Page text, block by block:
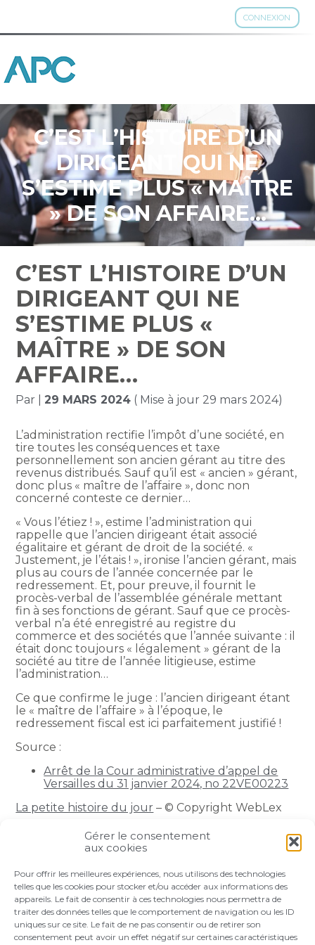
Gérer le consentement
aux cookies
Pour offrir les meilleures expériences, nous utilisons des technologies
telles que les cookies pour stocker et/ou accéder aux informations des
appareils. Le fait de consentir à ces technologies nous permettra de
traiter des données telles que le comportement de navigation ou les ID
uniques sur ce site. Le fait de ne pas consentir ou de retirer son
consentement peut avoir un effet négatif sur certaines caractéristiques
CONNEXION
Aller
au
C’EST L’HISTOIRE D’UN
DIRIGEANT QUI NE
S’ESTIME PLUS « MAÎTRE
» DE SON AFFAIRE…
C’EST L’HISTOIRE D’UN
DIRIGEANT QUI NE
S’ESTIME PLUS «
MAÎTRE » DE SON
AFFAIRE…
Par |29 MARS 2024 ( Mise à jour 29 mars 2024)
L’administration rectifie l’impôt d’une société, en
tire toutes les conséquences et taxe
personnellement son ancien gérant au titre des
revenus distribués. Sauf qu’il est « ancien » gérant,
donc plus « maître de l’affaire », donc non
concerné conteste ce dernier…
« Vous l’étiez ! », estime l’administration qui
rappelle que l’ancien dirigeant était associé
égalitaire et gérant de droit de la société. «
Justement, je l’étais ! », ironise l’ancien gérant, mais
plus au cours de l’année concernée par le
redressement. Et, pour preuve, il fournit le
procès-verbal de l’assemblée générale mettant
fin à ses fonctions de gérant. Sauf que ce procès-
verbal n’a été enregistré au registre du
commerce et des sociétés que l’année suivante : il
était donc toujours « légalement » gérant de la
société au titre de l’année litigieuse, estime
l’administration…
Ce que confirme le juge : l’ancien dirigeant étant
le « maître de l’affaire » à l’époque, le
redressement fiscal est ici parfaitement justifié !
Source :
Arrêt de la Cour administrative d’appel de
Versailles du 31 janvier 2024, no 22VE00223
La petite histoire du jour – © Copyright WebLex
FaceBook
TwitterLinkedIn